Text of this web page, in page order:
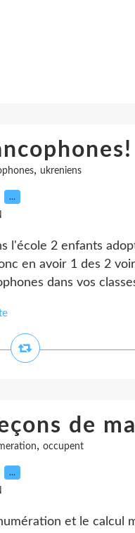
, ukreniens
…
l'école 2 enfants
en avoir 1 des 2
dans vos
de
, occupent
…
et le calcul